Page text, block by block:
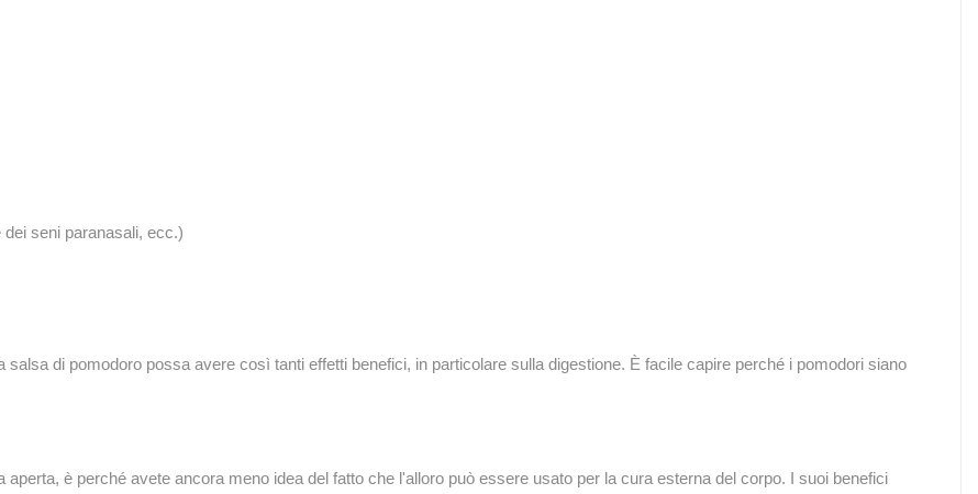
seni paranasali, ecc.)
di pomodoro possa avere così tanti effetti benefici, in particolare sulla digestione. È facile capire perché i pomodori siano
aperta, è perché avete ancora meno idea del fatto che l'alloro può essere usato per la cura esterna del corpo. I suoi benefici